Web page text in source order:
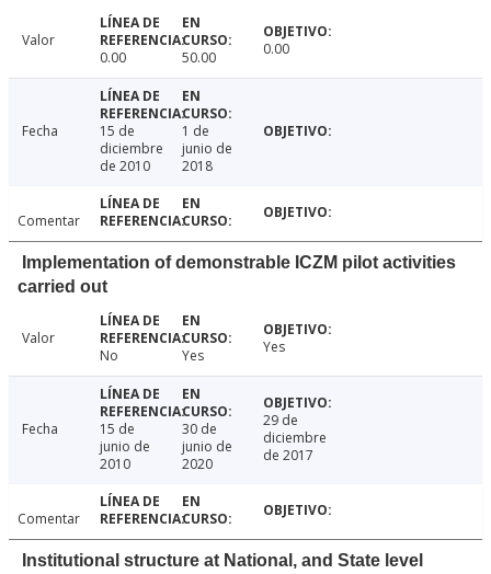
Valor
0.00
50.00 0.00
Fecha
15 de
diciembre
de 2010
1 de
junio de
2018
Comentar
Implementation of demonstrable ICZM pilot activities
carried out
Valor
No
Yes Yes
Fecha
15 de
junio de
2010
30 de
junio de
2020
29 de
diciembre
de 2017
Comentar
Institutional structure at National, and State level